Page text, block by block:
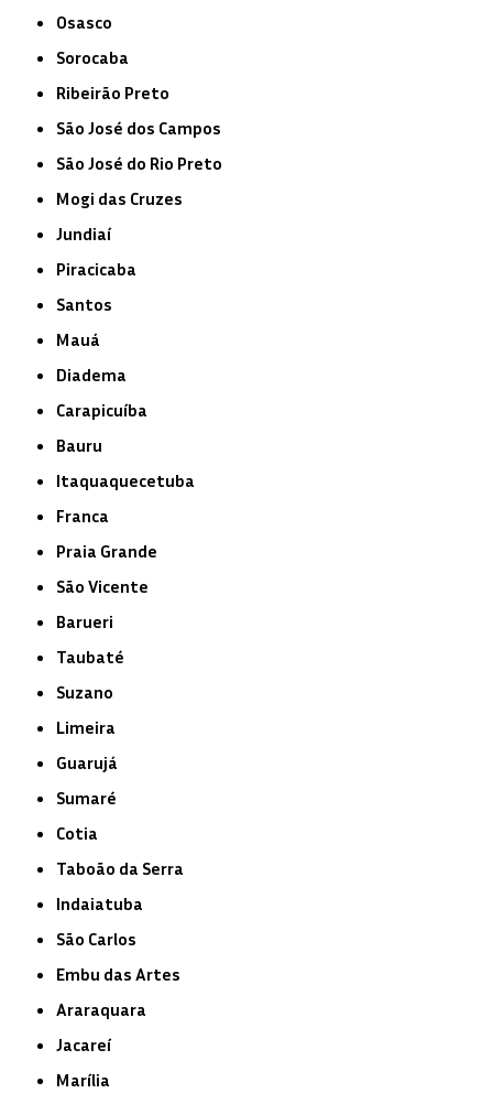
Osasco
Sorocaba
Ribeirão Preto
São José dos Campos
São José do Rio Preto
Mogi das Cruzes
Jundiaí
Piracicaba
Santos
Mauá
Diadema
Carapicuíba
Bauru
Itaquaquecetuba
Franca
Praia Grande
São Vicente
Barueri
Taubaté
Suzano
Limeira
Guarujá
Sumaré
Cotia
Taboão da Serra
Indaiatuba
São Carlos
Embu das Artes
Araraquara
Jacareí
Marília